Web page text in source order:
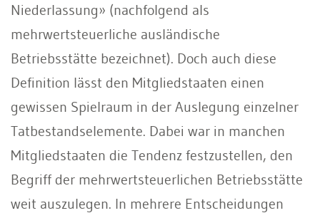
Niederlassung» (nachfolgend als
mehrwertsteuerliche ausländische
Betriebsstätte bezeichnet). Doch auch diese
Definition lässt den Mitgliedstaaten einen
gewissen Spielraum in der Auslegung einzelner
Tatbestandselemente. Dabei war in manchen
Mitgliedstaaten die Tendenz festzustellen, den
Begriff der mehrwertsteuerlichen Betriebsstätte
weit auszulegen. In mehrere Entscheidungen